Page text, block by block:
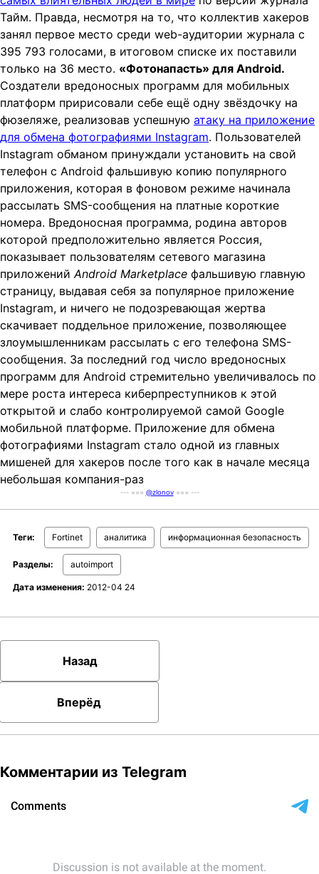
Тайм. Правда, несмотря на то, что коллектив хакеров
занял первое место среди web-аудитории журнала с
395 793 голосами, в итоговом списке их поставили
только на 36 место. «Фотонапасть» для Android.
Создатели вредоносных программ для мобильных
платформ пририсовали себе ещё одну звёздочку на
фюзеляже, реализовав успешную атаку на приложение
для обмена фотографиями Instagram. Пользователей
Instagram обманом принуждали установить на свой
телефон с Android фальшивую копию популярного
приложения, которая в фоновом режиме начинала
рассылать SMS-сообщения на платные короткие
номера. Вредоносная программа, родина авторов
которой предположительно является Россия,
показывает пользователям сетевого магазина
приложенийAndroid Marketplace фальшивую главную
страницу, выдавая себя за популярное приложение
Instagram, и ничего не подозревающая жертва
скачивает поддельное приложение, позволяющее
злоумышленникам рассылать с его телефона SMS-
сообщения. За последний год число вредоносных
программ для Android стремительно увеличивалось по
мере роста интереса киберпреступников к этой
открытой и слабо контролируемой самой Google
мобильной платформе. Приложение для обмена
фотографиями Instagram стало одной из главных
мишеней для хакеров после того как в начале месяца
небольшая компания-раз
--- === @zlonov=== ---
Теги: Fortinet аналитика информационная безопасность
Разделы: autoimport
Дата изменения: 2012-04 24
Назад
Вперёд
Комментарии из Telegram